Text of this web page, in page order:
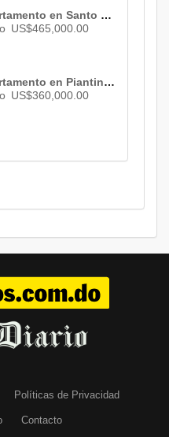
Vendo Apartamento en Santo Domingo, ID 1269
US$465,000.00
Vendo Apartamento en Piantini , Santo Domingo , 3 habs. , 3 baños , 2 parqueos , ID 2746
US$360,000.00
Políticas de Privacidad
Contacto